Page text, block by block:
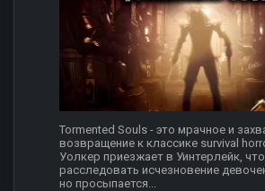
Tormented Souls - это мрачное и
возвращение к классике survival
Уолкер приезжает в Уинтерлейк,
расследовать исчезновение
но просыпается...